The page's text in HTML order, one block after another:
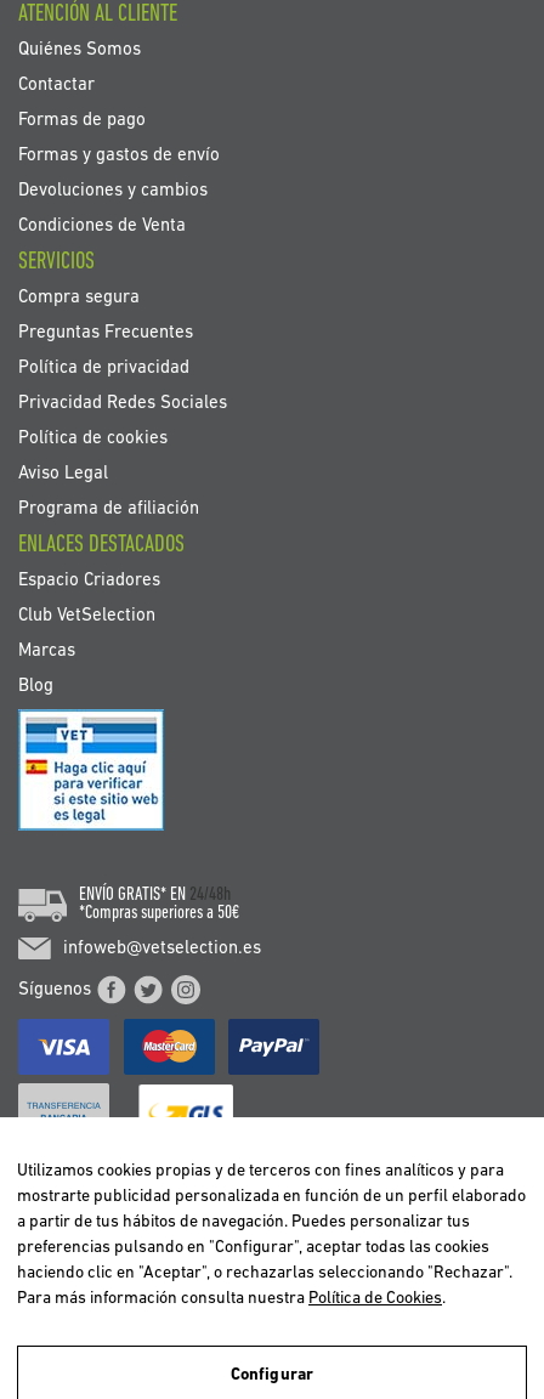
de
noticias:
ATENCIÓN AL CLIENTE
Quiénes Somos
Contactar
Formas de pago
Formas y gastos de envío
Devoluciones y cambios
Condiciones de Venta
SERVICIOS
Compra segura
Preguntas Frecuentes
Política de privacidad
Privacidad Redes Sociales
Política de cookies
Aviso Legal
Programa de afiliación
ENLACES DESTACADOS
Espacio Criadores
Club VetSelection
Marcas
Blog
ENVÍO GRATIS* EN 24/48h
*Compras superiores a 50€
infoweb@vetselection.es
Síguenos
BELGIË / BELGIQUE
DEUTSCHLAND
ESPAÑA
FRANCE
ITALIA
NEDERLAND
Utilizamos cookies propias y de terceros con fines analíticos y para
mostrarte publicidad personalizada en función de un perfil elaborado
a partir de tus hábitos de navegación. Puedes personalizar tus
preferencias pulsando en "Configurar", aceptar todas las cookies
haciendo clic en "Aceptar", o rechazarlas seleccionando "Rechazar".
Para más información consulta nuestra Política de Cookies.
Configurar